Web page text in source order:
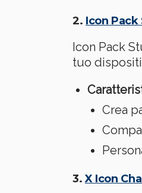
2. Icon
Icon Pack
tuo
Crea
3.X Icon